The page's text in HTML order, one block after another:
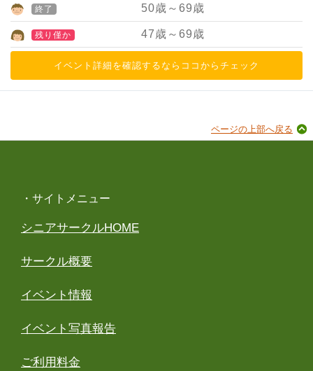
終了 50歳～69歳
残り僅か 47歳～69歳
イベント詳細を確認するならココからチェック
ページの上部へ戻る
・サイトメニュー
シニアサークルHOME
サークル概要
イベント情報
イベント写真報告
ご利用料金